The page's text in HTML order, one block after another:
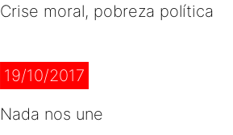
Crise moral, pobreza política
19/10/2017
Nada nos une